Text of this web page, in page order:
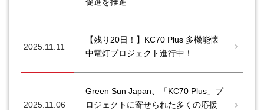
2025.11.11
【残り20日！】KC70 Plus 多機能懐
中電灯プロジェクト進行中！
2025.11.06
Green Sun Japan、「KC70 Plus」プ
ロジェクトに寄せられた多くの応援